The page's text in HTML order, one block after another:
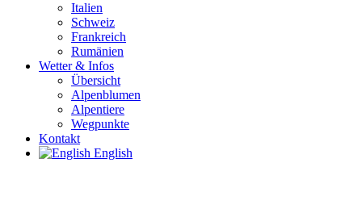
Italien
Schweiz
Frankreich
Rumänien
Wetter & Infos
Übersicht
Alpenblumen
Alpentiere
Wegpunkte
Kontakt
English